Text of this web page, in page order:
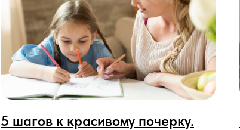
5 шагов к красивому почерку.